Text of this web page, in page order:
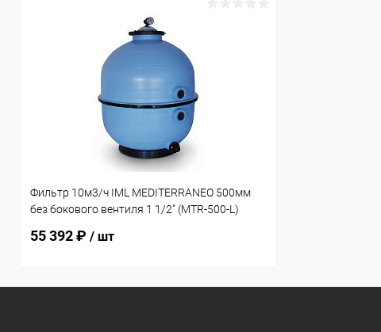
Фильтр 10м3/ч IML MEDITERRANEO 500мм
без бокового вентиля 1 1/2" (MTR-500-L)
55 392 ₽ / шт